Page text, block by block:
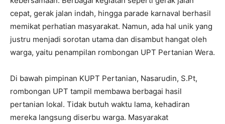
cepat, gerak jalan indah, hingga parade karnaval berhasil
memikat perhatian masyarakat. Namun, ada hal unik yang
justru menjadi sorotan utama dan disambut hangat oleh
warga, yaitu penampilan rombongan UPT Pertanian Wera.
Di bawah pimpinan KUPT Pertanian, Nasarudin, S.Pt,
rombongan UPT tampil membawa berbagai hasil
pertanian lokal. Tidak butuh waktu lama, kehadiran
mereka langsung diserbu warga. Masyarakat